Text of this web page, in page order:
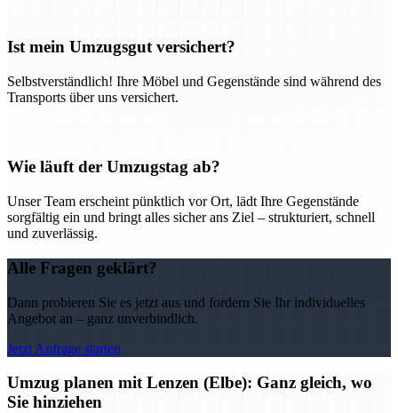
Ist mein Umzugsgut versichert?
Selbstverständlich! Ihre Möbel und Gegenstände sind während des
Transports über uns versichert.
Wie läuft der Umzugstag ab?
Unser Team erscheint pünktlich vor Ort, lädt Ihre Gegenstände
sorgfältig ein und bringt alles sicher ans Ziel – strukturiert, schnell
und zuverlässig.
Alle Fragen geklärt?
Dann probieren Sie es jetzt aus und fordern Sie Ihr individuelles
Angebot an – ganz unverbindlich.
Jetzt Anfrage starten
Umzug planen mit Lenzen (Elbe): Ganz gleich, wo
Sie hinziehen